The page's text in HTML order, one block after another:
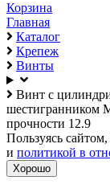
Корзина
Главная
Каталог
Крепеж
Винты
Винт с
шестигранником
прочности 12.9
Пользуясь
и политикой в
Хорошо